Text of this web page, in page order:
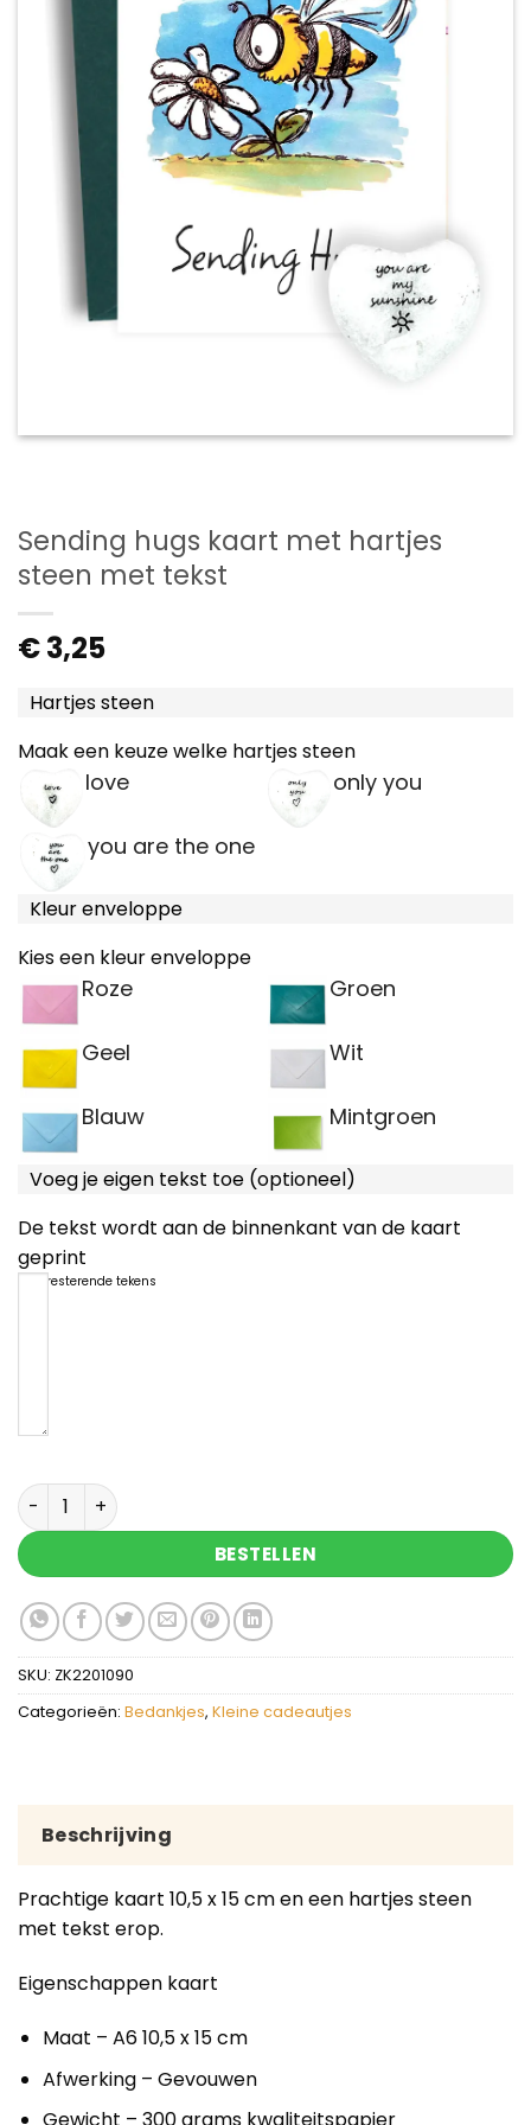
Sending hugs kaart met hartjes
steen met tekst
€3,25
Hartjes steen
Maak een keuze welke hartjes steen
love only you
you are the one
Kleur enveloppe
Kies een kleur enveloppe
Roze Groen
Geel Wit
Blauw Mintgroen
Voeg je eigen tekst toe (optioneel)
De tekst wordt aan de binnenkant van de kaart
geprint
resterende tekens
Sending hugs kaart met hartjes steen met tekst
BESTELLEN
SKU: ZK2201090
Categorieën: Bedankjes, Kleine cadeautjes
Beschrijving
Prachtige kaart 10,5 x 15 cm en een hartjes steen
met tekst erop.
Eigenschappen kaart
Maat – A6 10,5 x 15 cm
Afwerking – Gevouwen